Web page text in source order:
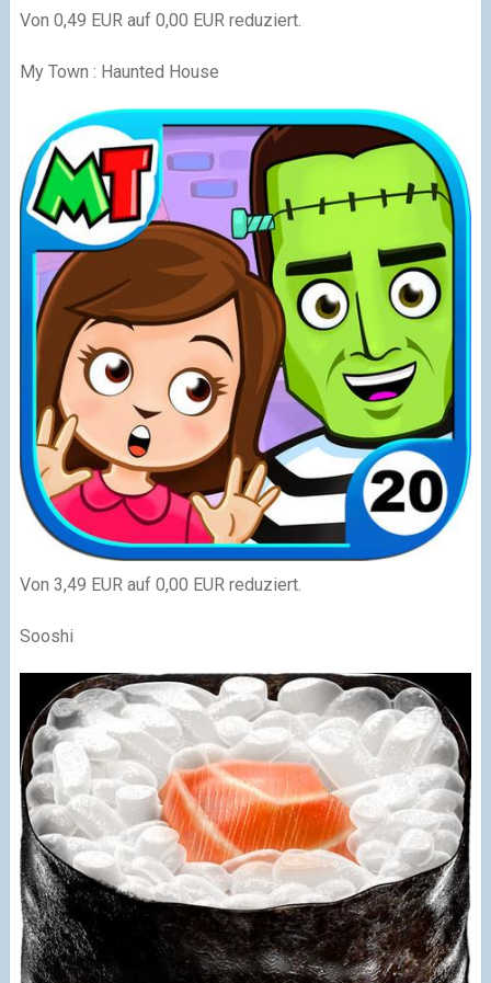
Von 0,49 EUR auf 0,00 EUR reduziert.
My Town : Haunted House
Von 3,49 EUR auf 0,00 EUR reduziert.
Sooshi